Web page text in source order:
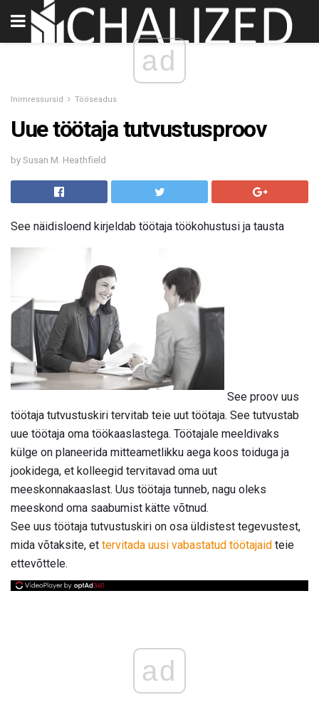
ad
Inimressursid Tööseadus
Uue töötaja tutvustusproov
by Susan M. Heathfield
See näidisloend kirjeldab töötaja töökohustusi ja tausta
See proov uus
töötaja tutvustuskiri tervitab teie uut töötaja. See tutvustab
uue töötaja oma töökaaslastega. Töötajale meeldivaks
külge on planeerida mitteametlikku aega koos toiduga ja
jookidega, et kolleegid tervitavad oma uut
meeskonnakaaslast. Uus töötaja tunneb, nagu oleks
meeskond oma saabumist kätte võtnud.
See uus töötaja tutvustuskiri on osa üldistest tegevustest,
mida võtaksite, et tervitada uusi vabastatud töötajaid teie
ettevõttele.
ad